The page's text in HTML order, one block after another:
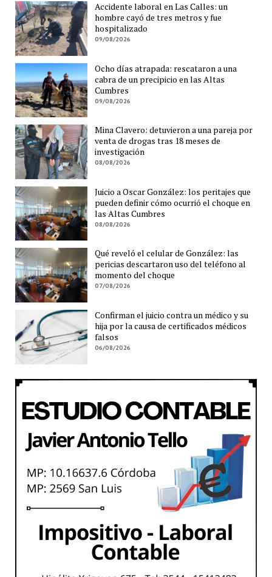
Accidente laboral en Las Calles: un
hombre cayó de tres metros y fue
hospitalizado
09/08/2026
Ocho días atrapada: rescataron a una
cabra de un precipicio en las Altas
Cumbres
09/08/2026
Mina Clavero: detuvieron a una pareja por
venta de drogas tras 18 meses de
investigación
08/08/2026
Juicio a Oscar González: los peritajes que
pueden definir cómo ocurrió el choque en
las Altas Cumbres
08/08/2026
Qué reveló el celular de González: las
pericias descartaron uso del teléfono al
momento del choque
07/08/2026
Confirman el juicio contra un médico y su
hija por la causa de certificados médicos
falsos
06/08/2026